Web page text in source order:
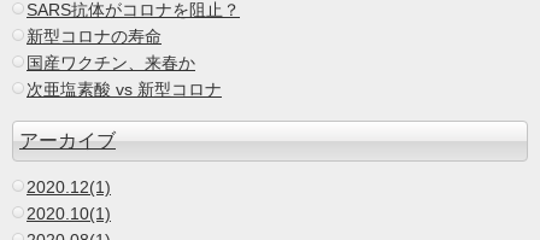
SARS抗体がコロナを阻止？
新型コロナの寿命
国産ワクチン、来春か
次亜塩素酸 vs 新型コロナ
アーカイブ
2020.12(1)
2020.10(1)